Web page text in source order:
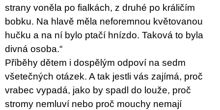
strany voněla po fialkách, z druhé po králičím
bobku. Na hlavě měla neforemnou květovanou
hučku a na ní bylo ptačí hnízdo. Taková to byla
divná osoba.“
Příběhy dětem i dospělým odpoví na sedm
všetečných otázek. A tak jestli vás zajímá, proč
vrabec vypadá, jako by spadl do louže, proč
stromy nemluví nebo proč mouchy nemají